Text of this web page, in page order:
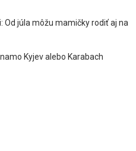
Od júla môžu mamičky rodiť aj na
Kyjev alebo Karabach